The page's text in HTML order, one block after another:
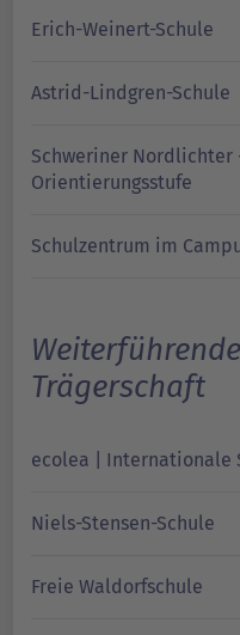
Erich-Weinert-Schule
Astrid-Lindgren-Schule
Schweriner Nordlichter
Orientierungsstufe
Schulzentrum im
Trägerschaft
ecolea | Internationale
Niels-Stensen-Schule
Freie Waldorfschule